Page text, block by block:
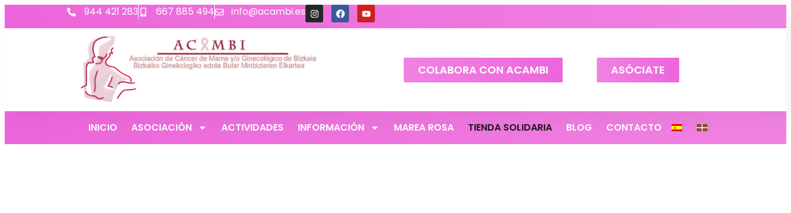
944 421 283 667 885 494 info@acambi.es
COLABORA CON ACAMBI ASÓCIATE
INICIO ASOCIACIÓN ACTIVIDADES INFORMACIÓN MAREA ROSA TIENDA SOLIDARIA BLOG CONTACTO